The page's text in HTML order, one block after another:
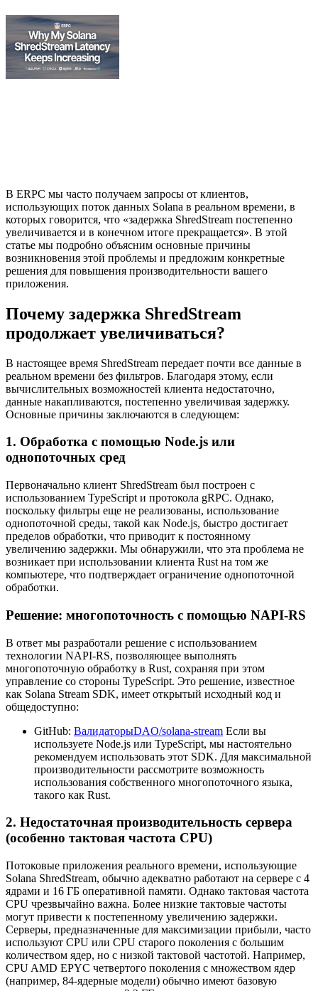
В ERPC мы часто получаем запросы от клиентов,
использующих поток данных Solana в реальном времени, в
которых говорится, что «задержка ShredStream постепенно
увеличивается и в конечном итоге прекращается». В этой
статье мы подробно объясним основные причины
возникновения этой проблемы и предложим конкретные
решения для повышения производительности вашего
приложения.
Почему задержка ShredStream
продолжает увеличиваться?
В настоящее время ShredStream передает почти все данные в
реальном времени без фильтров. Благодаря этому, если
вычислительных возможностей клиента недостаточно,
данные накапливаются, постепенно увеличивая задержку.
Основные причины заключаются в следующем:
1. Обработка с помощью Node.js или
однопоточных сред
Первоначально клиент ShredStream был построен с
использованием TypeScript и протокола gRPC. Однако,
поскольку фильтры еще не реализованы, использование
однопоточной среды, такой как Node.js, быстро достигает
пределов обработки, что приводит к постоянному
увеличению задержки. Мы обнаружили, что эта проблема не
возникает при использовании клиента Rust на том же
компьютере, что подтверждает ограничение однопоточной
обработки.
Решение: многопоточность с помощью NAPI-RS
В ответ мы разработали решение с использованием
технологии NAPI-RS, позволяющее выполнять
многопоточную обработку в Rust, сохраняя при этом
управление со стороны TypeScript. Это решение, известное
как Solana Stream SDK, имеет открытый исходный код и
общедоступно:
GitHub: ВалидаторыDAO/solana-stream Если вы
используете Node.js или TypeScript, мы настоятельно
рекомендуем использовать этот SDK. Для максимальной
производительности рассмотрите возможность
использования собственного многопоточного языка,
такого как Rust.
2. Недостаточная производительность сервера
(особенно тактовая частота CPU)
Потоковые приложения реального времени, использующие
Solana ShredStream, обычно адекватно работают на сервере с 4
ядрами и 16 ГБ оперативной памяти. Однако тактовая частота
CPU чрезвычайно важна. Более низкие тактовые частоты
могут привести к постепенному увеличению задержки.
Серверы, предназначенные для максимизации прибыли, часто
используют CPU или CPU старого поколения с большим
количеством ядер, но с низкой тактовой частотой. Например,
CPU AMD EPYC четвертого поколения с множеством ядер
(например, 84-ядерные модели) обычно имеют базовую